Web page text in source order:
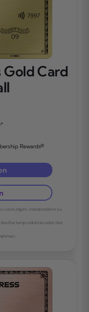
Gold Card
Rewards®
Leistungen, insbesondere zu
des Kartenproduktes oder des